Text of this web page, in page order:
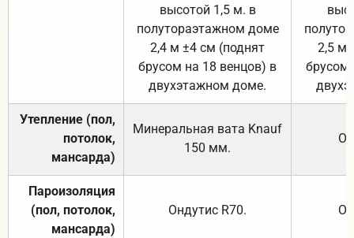
высотой 1,5 м. в
полутораэтажном доме
2,4 м ±4 см (поднят
брусом на 18 венцов) в
двухэтажном доме.
2,5 м
брусом
Утепление (пол,
потолок,
мансарда)
Минеральная вата Knauf
150 мм.
Пароизоляция
(пол, потолок,
мансарда)
Ондутис R70.